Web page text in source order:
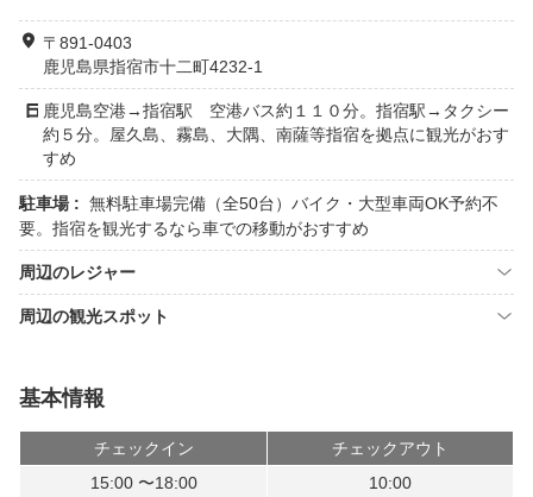
〒891-0403
鹿児島県指宿市十二町4232-1
鹿児島空港→指宿駅 空港バス約１１０分。指宿駅→タクシー
約５分。屋久島、霧島、大隅、南薩等指宿を拠点に観光がおす
すめ
駐車場 : 無料駐車場完備（全50台）バイク・大型車両OK予約不
要。指宿を観光するなら車での移動がおすすめ
周辺のレジャー
周辺の観光スポット
基本情報
チェックイン
チェックアウト
15:00 〜18:00
10:00